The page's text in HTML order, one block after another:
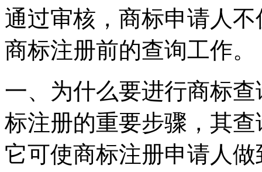
通过审核，商标申请人
商标注册前的查询工作。
一、为什么要进行商标
标注册的重要步骤，其
它可使商标注册申请人